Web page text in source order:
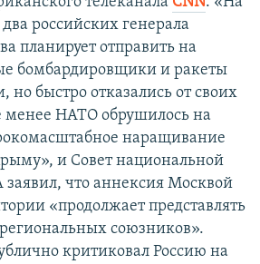
российских генерала
планирует отправить на
бомбардировщики и ракеты
но быстро отказались от своих
менее НАТО обрушилось на
наращивание
и Совет национальной
что аннексия Москвой
«продолжает представлять
союзников».
критиковал Россию на